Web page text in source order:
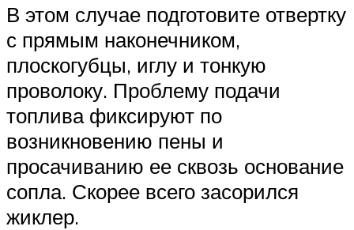
В этом случае подготовите отвертку
с прямым наконечником,
плоскогубцы, иглу и тонкую
проволоку. Проблему подачи
топлива фиксируют по
возникновению пены и
просачиванию ее сквозь основание
сопла. Скорее всего засорился
жиклер.